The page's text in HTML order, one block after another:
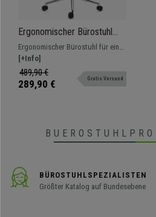
Ergonomischer Bürostuhl
SANTOS, 8h-Nutzung,
Premium Design, Farbe Grau
Ergonomischer Bürostuhl für eine
intensive Nutzung von 8 Stunden
geeignet. Ausgezeichnete Qualität
mit verchromtem Gestell und
[+Info]
489,90 €
289,90 € Gratis Versand
BUEROSTUHLPRO
BÜROSTUHLSPEZIALISTEN
Größter Katalog auf Bundesebene